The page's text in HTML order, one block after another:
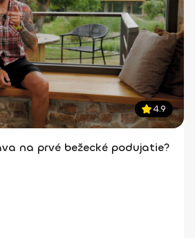
4.9
na prvé bežecké podujatie?